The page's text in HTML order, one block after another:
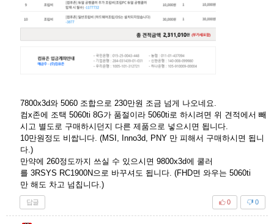
7800x3d와 5060 조합으로 230만원 조금 넘게 나오네요.
컴x존에 조택 5060ti 8G가 품절이라 5060ti로 하시려면 위 견적에서 빼
시고 별도로 구매하시던지 다른 제품으로 넣으시면 됩니다.
10만원정도 비쌉니다. (MSI, Inno3d, PNY 만 피해서 구매하시면 됩니
다.)
만약에 260정도까지 쓰실 수 있으시면 9800x3d에 쿨러
를 3RSYS RC1900N으로 바꾸셔도 됩니다. (FHD면 와우는 5060ti
만 해도 차고 넘칩니다.)
답글 0
0